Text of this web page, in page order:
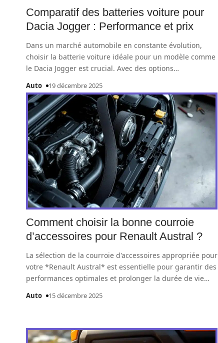
Comparatif des batteries voiture pour
Dacia Jogger : Performance et prix
Dans un marché automobile en constante évolution,
choisir la batterie voiture idéale pour un modèle comme
le Dacia Jogger est crucial. Avec des options…
Auto 19 décembre 2025
Comment choisir la bonne courroie
d’accessoires pour Renault Austral ?
La sélection de la courroie d'accessoires appropriée pour
votre *Renault Austral* est essentielle pour garantir des
performances optimales et prolonger la durée de vie…
Auto 15 décembre 2025